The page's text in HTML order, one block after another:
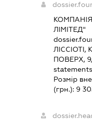
ЛІМІТЕД"
ЛІССІОТІ,
ПОВЕРХ,
Розмір
(грн.): 9